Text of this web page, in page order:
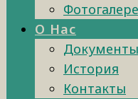
О Нас
Документы
История
Контакты